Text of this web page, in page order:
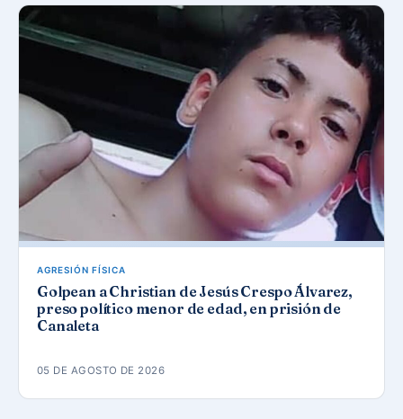
AGRESIÓN FÍSICA
Golpean a Christian de Jesús Crespo Álvarez,
preso político menor de edad, en prisión de
Canaleta
05 DE AGOSTO DE 2026